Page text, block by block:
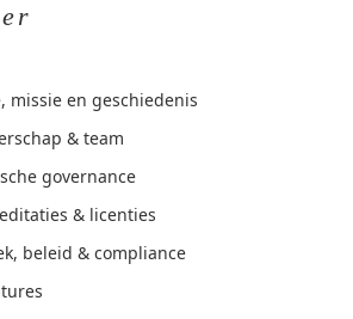
missie en geschiedenis
& team
governance
& licenties
beleid & compliance